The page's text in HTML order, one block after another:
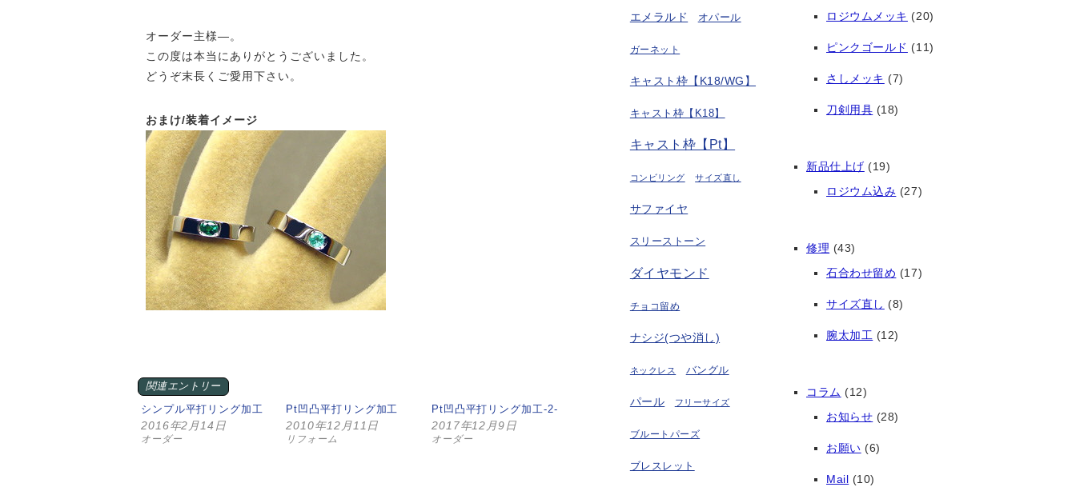
オーダー主様—。
この度は本当にありがとうございました。
どうぞ末長くご愛用下さい。
おまけ/装着イメージ
関連エントリー
シンプル平打リング加工
2016年2月14日
オーダー
Pt凹凸平打リング加工
2010年12月11日
リフォーム
Pt凹凸平打リング加工-2-
2017年12月9日
オーダー
エメラルド オパール
ガーネット
キャスト枠【K18/WG】
キャスト枠【K18】
キャスト枠【Pt】
コンビリング サイズ直し
サファイヤ
スリーストーン
ダイヤモンド
チョコ留め
ナシジ(つや消し)
ネックレス バングル
パール フリーサイズ
ブルートパーズ
ブレスレット
ロジウムメッキ (20)
ピンクゴールド (11)
さしメッキ (7)
刀剣用具 (18)
新品仕上げ (19)
ロジウム込み (27)
修理 (43)
石合わせ留め (17)
サイズ直し (8)
腕太加工 (12)
コラム (12)
お知らせ (28)
お願い (6)
Mail (10)